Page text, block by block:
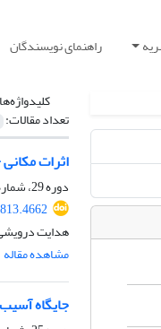
راهنمای نویسندگان
تعداد مقالات:
اثرات
دوره 29، شماره 112، زمستان 1401، صفحه
هدایت
مشاهده مقاله
جایگاه